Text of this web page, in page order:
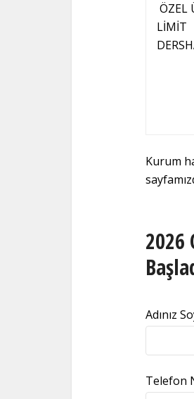
ÖZEL
LİMİT
Kurum
2026
Adınız
Telefon